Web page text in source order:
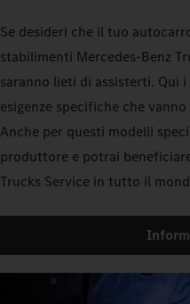
Se desideri che il tuo
stabilimenti Mercedes‑Benz
saranno lieti di assisterti. Qui
esigenze specifiche che
Anche per questi modelli
produttore e potrai
Trucks Service in tutto il